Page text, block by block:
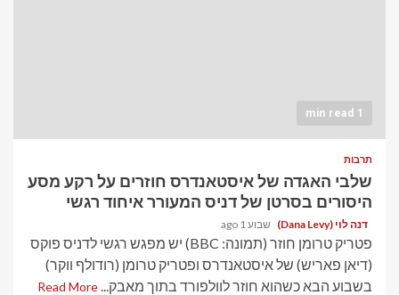
1 min read
תרבות
שלבי האגדה של איסטאנדרס חוזרים על רקע מסע
היסורים בסרטן של דניס המעורר איחוד רגשי
דנה לוי (Dana Levy) שבוע 1 ago
פטריק טרומן חוזר (תמונה: BBC) יש מפגש רגשי לדניס פוקס
(דיאן פאריש) של איסטאנדרס ופטריק טרומן (רודולף ווקר)
בשבוע הבא כשהוא חוזר לוולפורד בתוך מאבק... Read More